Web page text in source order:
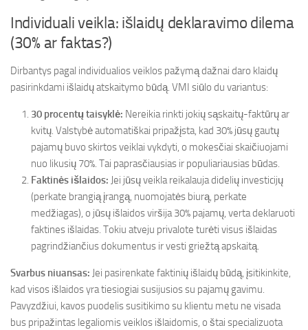
Individuali veikla: išlaidų deklaravimo dilema
(30% ar faktas?)
Dirbantys pagal individualios veiklos pažymą dažnai daro klaidų
pasirinkdami išlaidų atskaitymo būdą. VMI siūlo du variantus:
30 procentų taisyklė: Nereikia rinkti jokių sąskaitų-faktūrų ar
kvitų. Valstybė automatiškai pripažįsta, kad 30% jūsų gautų
pajamų buvo skirtos veiklai vykdyti, o mokesčiai skaičiuojami
nuo likusių 70%. Tai paprasčiausias ir populiariausias būdas.
Faktinės išlaidos: Jei jūsų veikla reikalauja didelių investicijų
(perkate brangią įrangą, nuomojatės biurą, perkate
medžiagas), o jūsų išlaidos viršija 30% pajamų, verta deklaruoti
faktines išlaidas. Tokiu atveju privalote turėti visus išlaidas
pagrindžiančius dokumentus ir vesti griežtą apskaitą.
Svarbus niuansas: Jei pasirenkate faktinių išlaidų būdą, įsitikinkite,
kad visos išlaidos yra tiesiogiai susijusios su pajamų gavimu.
Pavyzdžiui, kavos puodelis susitikimo su klientu metu ne visada
bus pripažintas legaliomis veiklos išlaidomis, o štai specializuota